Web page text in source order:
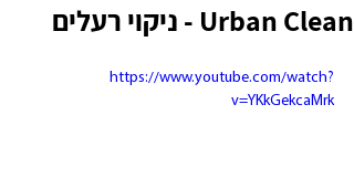
Urban Clean - ניקוי רעלים
https://www.youtube.com/watch?
v=YKkGekcaMrk